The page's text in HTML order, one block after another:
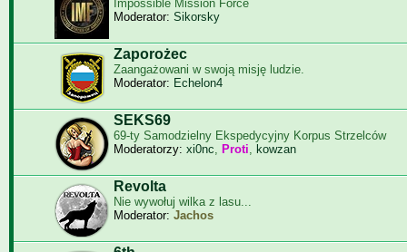
Impossible Mission Force
Moderator: Sikorsky
Zaporożec
Zaangażowani w swoją misję ludzie.
Moderator: Echelon4
SEKS69
69-ty Samodzielny Ekspedycyjny Korpus Strzelców
Moderatorzy: xi0nc, Proti, kowzan
Revolta
Nie wywołuj wilka z lasu...
Moderator: Jachos